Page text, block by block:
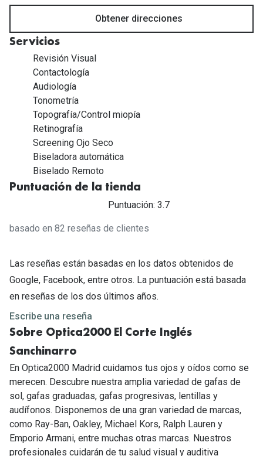
Gafas Polarizadas
Cristales Transitions
Guía de gafas para la forma de tu cara
Accesorios
Obtener direcciones
Servicios
Revisión Visual
Contactología
Audiología
Tonometría
Topografía/Control miopía
Retinografía
Screening Ojo Seco
Biseladora automática
Biselado Remoto
Puntuación de la tienda
Puntuación: 3.7
basado en 82 reseñas de clientes
Las reseñas están basadas en los datos obtenidos de
Google, Facebook, entre otros. La puntuación está basada
en reseñas de los dos últimos años.
Escribe una reseña
Sobre Optica2000 El Corte Inglés
Sanchinarro
En Optica2000 Madrid cuidamos tus ojos y oídos como se
merecen. Descubre nuestra amplia variedad de gafas de
sol, gafas graduadas, gafas progresivas, lentillas y
audífonos. Disponemos de una gran variedad de marcas,
como Ray-Ban, Oakley, Michael Kors, Ralph Lauren y
Emporio Armani, entre muchas otras marcas. Nuestros
profesionales cuidarán de tu salud visual y auditiva